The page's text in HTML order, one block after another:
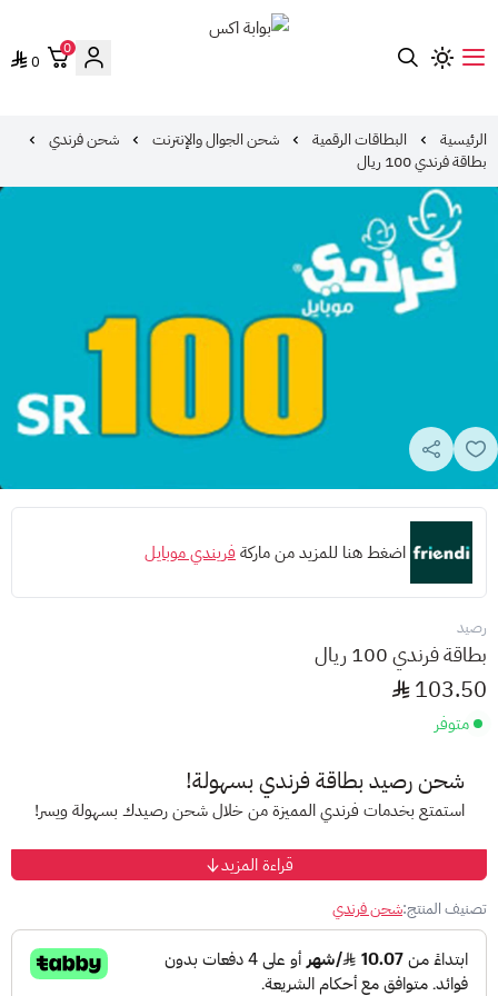
0
0
الرئيسية البطاقات الرقمية شحن الجوال والإنترنت
شحن فرندي
بطاقة فرندي 100 ريال
اضغط هنا للمزيد من ماركة فريندي موبايل
رصيد
بطاقة فرندي 100 ريال
103.50
متوفر
شحن رصيد بطاقة فرندي بسهولة!
استمتع بخدمات فرندي المميزة من خلال شحن رصيدك بسهولة ويسر!
فرندي هو أحد أكبر مزودي خدمات الهاتف النقال في السعودية، يقدم
خدمات مميزة بأسعار مناسبة لجميع العملاء.
بطاقات فرندي مسبقة الدفع:
قراءة المزيد
تصنيف المنتج:شحن فرندي